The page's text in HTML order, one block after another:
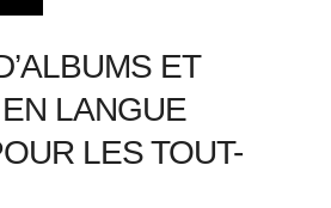
ET
LANGUE
LES TOUT-